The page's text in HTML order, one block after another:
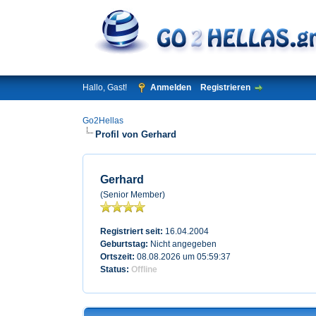
Hallo, Gast! Anmelden Registrieren
Go2Hellas
Profil von Gerhard
Gerhard
(Senior Member)
Registriert seit: 16.04.2004
Geburtstag: Nicht angegeben
Ortszeit: 08.08.2026 um 05:59:37
Status: Offline